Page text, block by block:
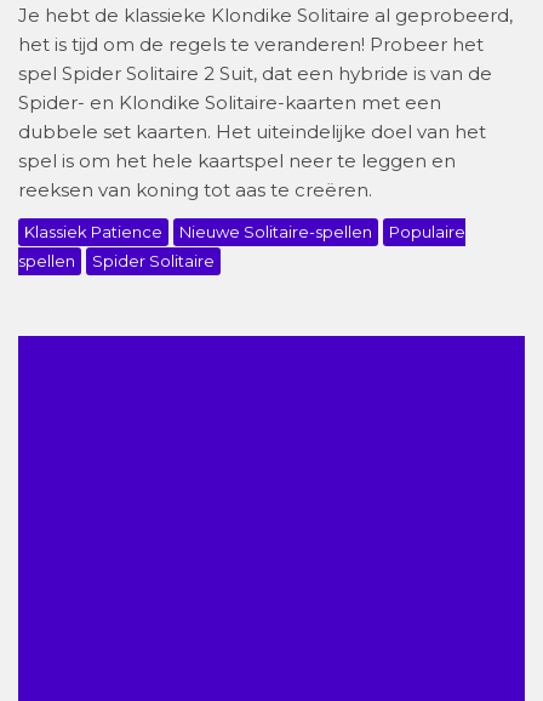
Je hebt de klassieke Klondike Solitaire al geprobeerd,
het is tijd om de regels te veranderen! Probeer het
spel Spider Solitaire 2 Suit, dat een hybride is van de
Spider- en Klondike Solitaire-kaarten met een
dubbele set kaarten. Het uiteindelijke doel van het
spel is om het hele kaartspel neer te leggen en
reeksen van koning tot aas te creëren.
Klassiek Patience Nieuwe Solitaire-spellen
Populaire
spellen
Spider Solitaire